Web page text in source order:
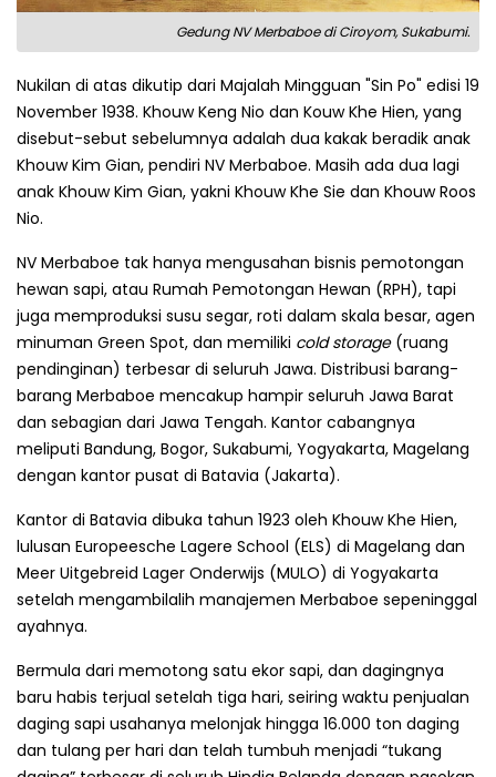
Gedung NV Merbaboe di Ciroyom, Sukabumi.
Nukilan di atas dikutip dari Majalah Mingguan "Sin Po" edisi 19
November 1938. Khouw Keng Nio dan Kouw Khe Hien, yang
disebut-sebut sebelumnya adalah dua kakak beradik anak
Khouw Kim Gian, pendiri NV Merbaboe. Masih ada dua lagi
anak Khouw Kim Gian, yakni Khouw Khe Sie dan Khouw Roos
Nio.
NV Merbaboe tak hanya mengusahan bisnis pemotongan
hewan sapi, atau Rumah Pemotongan Hewan (RPH), tapi
juga memproduksi susu segar, roti dalam skala besar, agen
minuman Green Spot, dan memiliki cold storage(ruang
pendinginan) terbesar di seluruh Jawa. Distribusi barang-
barang Merbaboe mencakup hampir seluruh Jawa Barat
dan sebagian dari Jawa Tengah. Kantor cabangnya
meliputi Bandung, Bogor, Sukabumi, Yogyakarta, Magelang
dengan kantor pusat di Batavia (Jakarta).
Kantor di Batavia dibuka tahun 1923 oleh Khouw Khe Hien,
lulusan Europeesche Lagere School (ELS) di Magelang dan
Meer Uitgebreid Lager Onderwijs (MULO) di Yogyakarta
setelah mengambilalih manajemen Merbaboe sepeninggal
ayahnya.
Bermula dari memotong satu ekor sapi, dan dagingnya
baru habis terjual setelah tiga hari, seiring waktu penjualan
daging sapi usahanya melonjak hingga 16.000 ton daging
dan tulang per hari dan telah tumbuh menjadi “tukang